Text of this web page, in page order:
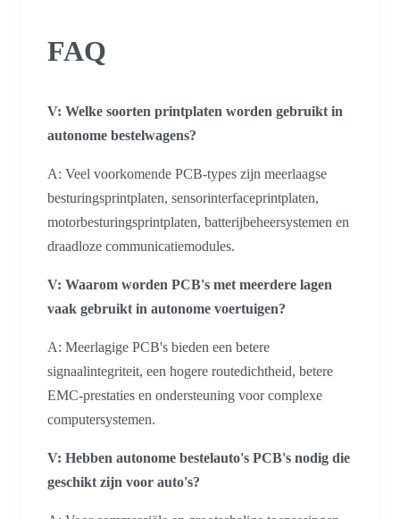
FAQ
V: Welke soorten printplaten worden gebruikt in
autonome bestelwagens?
A: Veel voorkomende PCB-types zijn meerlaagse
besturingsprintplaten, sensorinterfaceprintplaten,
motorbesturingsprintplaten, batterijbeheersystemen en
draadloze communicatiemodules.
V: Waarom worden PCB's met meerdere lagen
vaak gebruikt in autonome voertuigen?
A: Meerlagige PCB's bieden een betere
signaalintegriteit, een hogere routedichtheid, betere
EMC-prestaties en ondersteuning voor complexe
computersystemen.
V: Hebben autonome bestelauto's PCB's nodig die
geschikt zijn voor auto's?